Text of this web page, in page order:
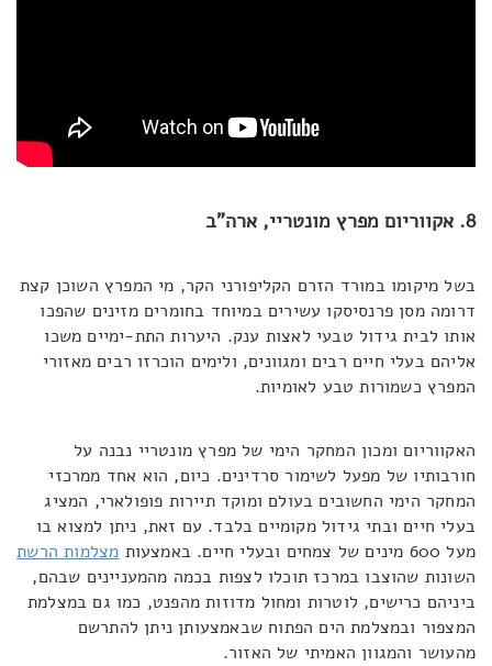
8. אקווריום מפרץ מונטריי, ארה"ב
בשל מיקומו במורד הזרם הקליפורני הקר, מי המפרץ השוכן קצת
דרומה מסן פרנסיסקו עשירים במיוחד בחומרים מזינים שהפכו
אותו לבית גידול טבעי לאצות ענק. היערות התת-ימיים משכו
אליהם בעלי חיים רבים ומגוונים, ולימים הוכרזו רבים מאזורי
המפרץ כשמורות טבע לאומיות.
האקווריום ומכון המחקר הימי של מפרץ מונטריי נבנה על
חורבותיו של מפעל לשימור סרדינים. כיום, הוא אחד ממרכזי
המחקר הימי החשובים בעולם ומוקד תיירות פופולארי, המציג
בעלי חיים ובתי גידול מקומיים בלבד. עם זאת, ניתן למצוא בו
מעל 600 מינים של צמחים ובעלי חיים. באמצעות
מצלמות הרשת
השונות שהוצבו במרכז תוכלו לצפות בכמה מהמעניינים שבהם,
ביניהם כרישים, לוטרות ומחול מדוזות מהפנט, כמו גם במצלמת
המצפור ובמצלמת הים הפתוח שבאמצעותן ניתן להתרשם
מהעושר והמגוון האמיתי של האזור.